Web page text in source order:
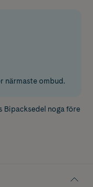
närmaste ombud.
Bipacksedel noga före